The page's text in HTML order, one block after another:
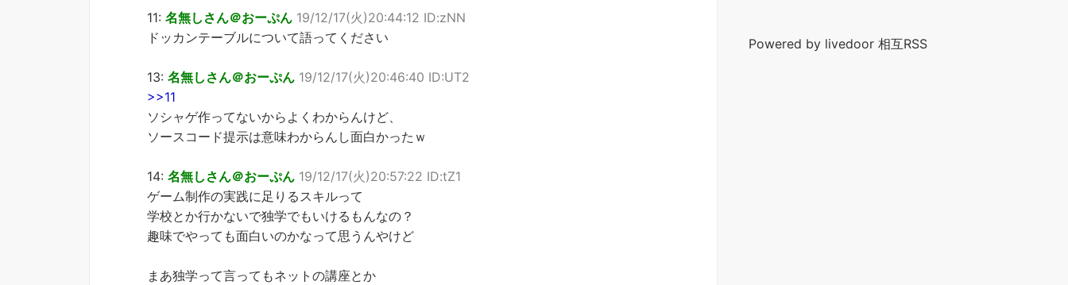
11: 名無しさん＠おーぷん 19/12/17(火)20:44:12 ID:zNN
ドッカンテーブルについて語ってください
13: 名無しさん＠おーぷん 19/12/17(火)20:46:40 ID:UT2
>>11
ソシャゲ作ってないからよくわからんけど、
ソースコード提示は意味わからんし面白かったｗ
14: 名無しさん＠おーぷん 19/12/17(火)20:57:22 ID:tZ1
ゲーム制作の実践に足りるスキルって
学校とか行かないで独学でもいけるもんなの？
趣味でやっても面白いのかなって思うんやけど
まあ独学って言ってもネットの講座とか
Powered by livedoor 相互RSS